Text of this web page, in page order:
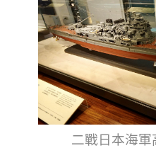
二戰日本海